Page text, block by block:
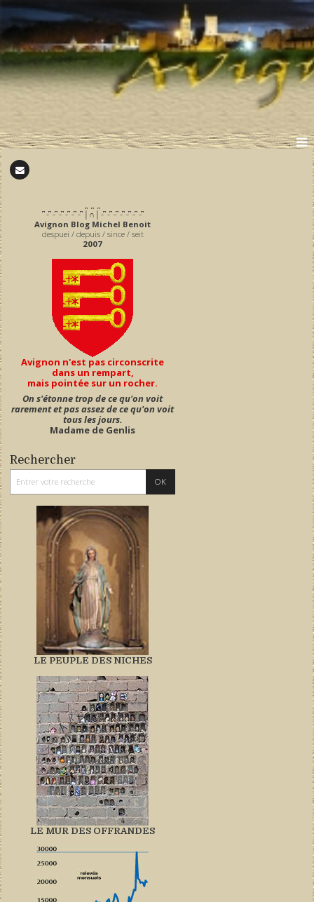
͆ ̵ ͆ ̵ ͆ ̵ ͆ ̵ ͆ ̵ ͆ ̵ ͆ │∩│ ̵ ͆ ̵ ͆ ̵ ͆ ̵ ͆ ̵ ͆ ̵ ͆ ̵ ͆
Avignon Blog Michel Benoit
despuei / depuis / since / seit
2007
Avignon n'est pas circonscrite
dans un rempart,
mais pointée sur un rocher.
On s'étonne trop de ce qu'on voit
rarement et pas assez de ce qu'on voit
tous les jours.
Madame de Genlis
Rechercher
LE PEUPLE DES NICHES
LE MUR DES OFFRANDES